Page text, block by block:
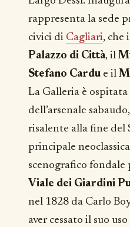
rappresenta la sede
civici di Cagliari, che
Palazzo di Città, il
Stefano Cardu e il
La Galleria è
dell’arsenale
risalente alla fine del
principale
scenografico
Viale dei Giardini
nel 1828 da Carlo
aver cessato il suo